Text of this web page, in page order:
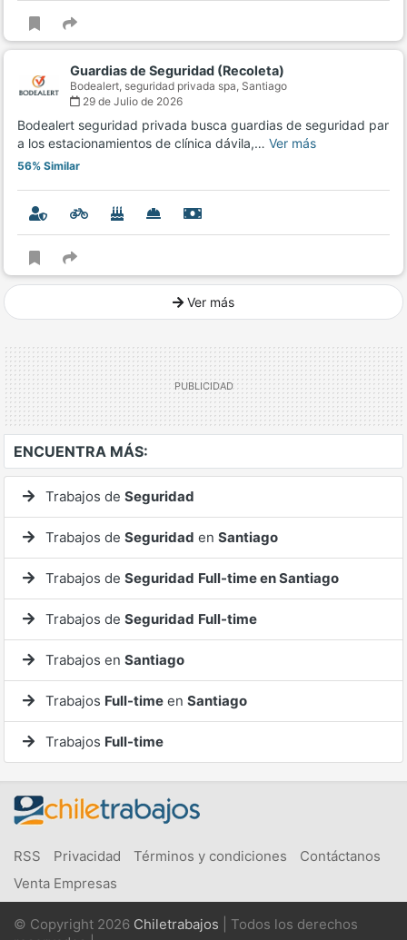
Guardias de Seguridad (Recoleta)
Bodealert, seguridad privada spa, Santiago
29 de Julio de 2026
Bodealert seguridad privada busca guardias de seguridad par
a los estacionamientos de clínica dávila,… Ver más
56% Similar
Ver más
ENCUENTRA MÁS:
Trabajos de Seguridad
Trabajos de Seguridad en Santiago
Trabajos de Seguridad Full-time en Santiago
Trabajos de Seguridad Full-time
Trabajos en Santiago
Trabajos Full-time en Santiago
Trabajos Full-time
RSS Privacidad Términos y condiciones
Contáctanos
Venta Empresas
© Copyright 2026 Chiletrabajos | Todos los derechos